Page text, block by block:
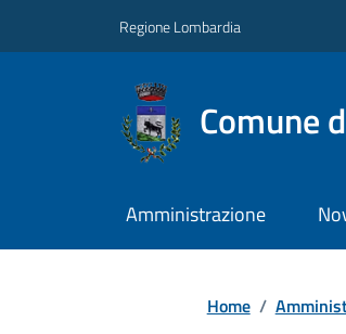
Regione Lombardia
Comune
Amministrazione
Home /